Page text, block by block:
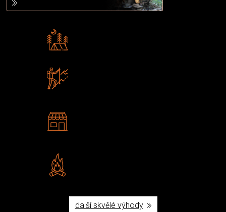
další skvělé výhody